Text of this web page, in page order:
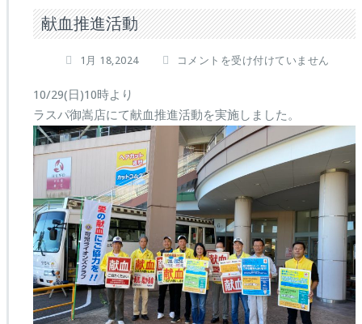
献血推進活動
1月 18,2024
献
進
活
動
は
コメントを受け付けていません
10/29(日)10時より
ラスパ御嵩店にて献血推進活動を実施しました。